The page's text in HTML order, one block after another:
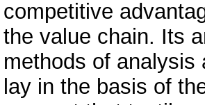
competitive
the value chain. Its
methods of analysis
lay in the basis of